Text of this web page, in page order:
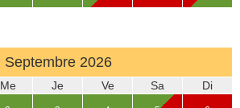
Septembre 2026
Me Je Ve Sa Di